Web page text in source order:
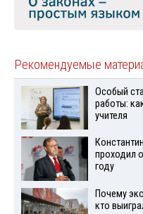
Рекомендуемые
Особый
работы:
учителя
проходил
году
Почему
кто